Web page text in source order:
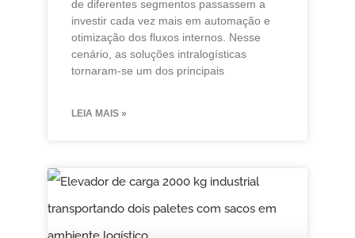
de diferentes segmentos passassem a
investir cada vez mais em automação e
otimização dos fluxos internos. Nesse
cenário, as soluções intralogísticas
tornaram-se um dos principais
LEIA MAIS »